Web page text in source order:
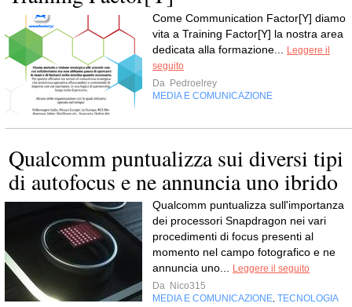
Come Com­mu­ni­ca­tion Factor[Y] diamo
vita a Trai­ning Factor[Y] la nostra area
dedi­cata alla for­ma­zione...
Leggere il
seguito
Da Pedroelrey
MEDIA E COMUNICAZIONE
Qualcomm puntualizza sui diversi tipi
di autofocus e ne annuncia uno ibrido
Qualcomm puntualizza sull'importanza
dei processori Snapdragon nei vari
procedimenti di focus presenti al
momento nel campo fotografico e ne
annuncia uno...
Leggere il seguito
Da Nico315
MEDIA E COMUNICAZIONE TECNOLOGIA